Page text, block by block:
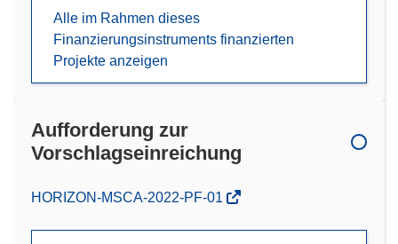
Alle im Rahmen dieses
Finanzierungsinstruments finanzierten
Projekte anzeigen
Aufforderung zur
Vorschlagseinreichung
(öffnet
HORIZON-MSCA-2022-PF-01